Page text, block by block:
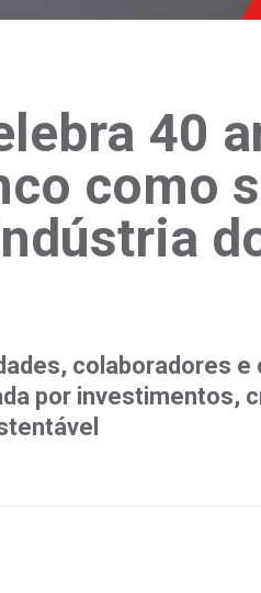
40
como
colaboradores
por investimentos,